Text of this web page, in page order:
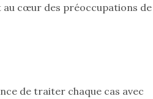
au cœur des préoccupations de
de traiter chaque cas avec